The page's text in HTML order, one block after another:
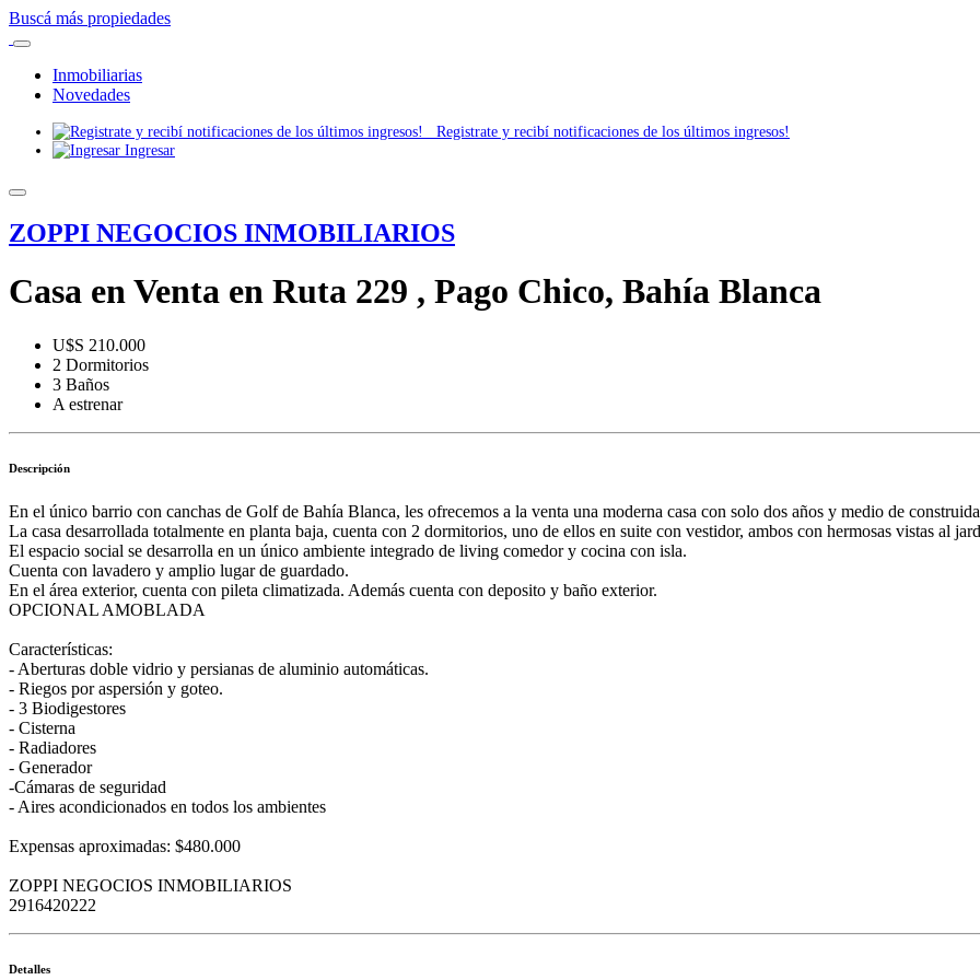
Buscá más propiedades
Inmobiliarias
Novedades
Registrate y recibí notificaciones de los últimos ingresos!
Ingresar
ZOPPI NEGOCIOS INMOBILIARIOS
Casa en Venta en Ruta 229 , Pago Chico, Bahía Blanca
U$S 210.000
2 Dormitorios
3 Baños
A estrenar
Descripción
En el único barrio con canchas de Golf de Bahía Blanca, les ofrecemos a la venta una moderna casa con solo dos años y medio de
La casa desarrollada totalmente en planta baja, cuenta con 2 dormitorios, uno de ellos en suite con vestidor, ambos con hermosas vistas al
El espacio social se desarrolla en un único ambiente integrado de living comedor y cocina con isla.
Cuenta con lavadero y amplio lugar de guardado.
En el área exterior, cuenta con pileta climatizada. Además cuenta con deposito y baño exterior.
OPCIONAL AMOBLADA
Características:
- Aberturas doble vidrio y persianas de aluminio automáticas.
- Riegos por aspersión y goteo.
- 3 Biodigestores
- Cisterna
- Radiadores
- Generador
-Cámaras de seguridad
- Aires acondicionados en todos los ambientes
Expensas aproximadas: $480.000
ZOPPI NEGOCIOS INMOBILIARIOS
2916420222
Detalles